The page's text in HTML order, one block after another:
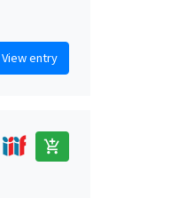
View entry
add_shopping_cart